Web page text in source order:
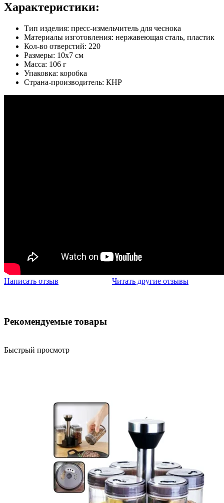
Характеристики:
Тип изделия: пресс-измельчитель для чеснока
Материалы изготовления: нержавеющая сталь, пластик
Кол-во отверстий: 220
Размеры: 10х7 см
Масса: 106 г
Упаковка: коробка
Страна-производитель: КНР
Написать отзыв Читать другие отзывы
Рекомендуемые товары
Быстрый просмотр